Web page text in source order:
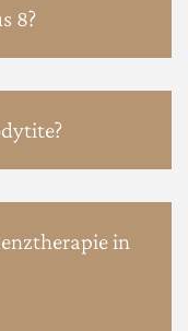
8?
in